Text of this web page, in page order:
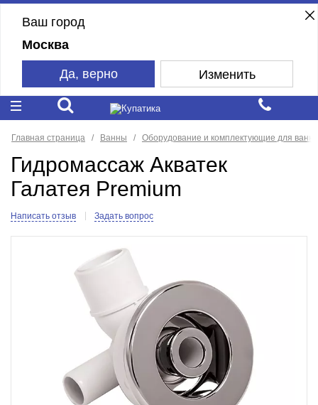
Ваш город
Москва
Да, верно Изменить
Главная страница Ванны Оборудование и комплектующие для ванн
Гидромассаж Акватек
Галатея Premium
Написать отзыв Задать вопрос